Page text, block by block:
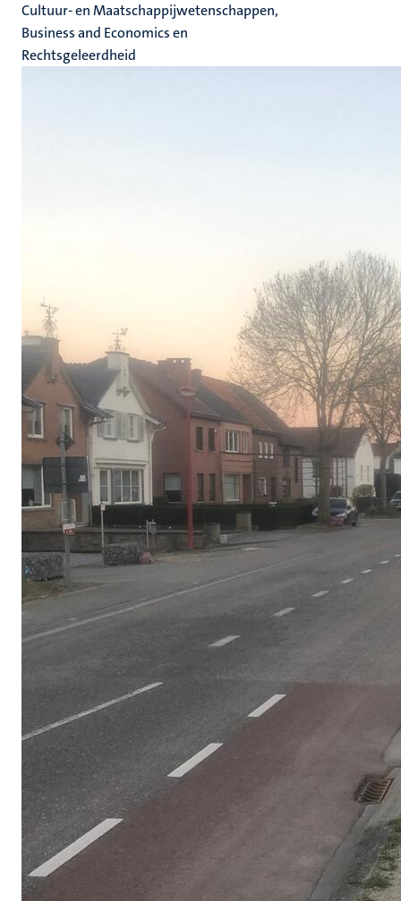
Cultuur- en Maatschappijwetenschappen,
Business and Economics en
Rechtsgeleerdheid